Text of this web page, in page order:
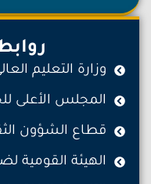
وزارة التعليم
المجلس الأعلى
قطاع الشؤون
الهيئة القومية